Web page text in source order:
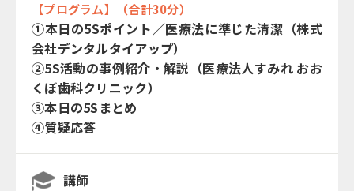
【プログラム】（合計30分）
①本日の5Sポイント／医療法に準じた清潔（株式
会社デンタルタイアップ）
②5S活動の事例紹介・解説（医療法人すみれ おお
くぼ歯科クリニック）
③本日の5Sまとめ
④質疑応答
講師